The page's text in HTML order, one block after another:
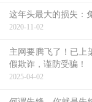
这年头最大的损失：
2020-11-02
主网要腾飞了！已上
假欺诈，谨防受骗！
2025-04-02